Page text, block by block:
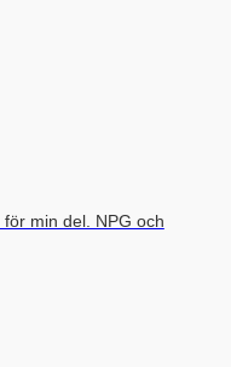
min del. NPG och